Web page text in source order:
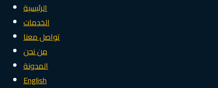
الرئيسية
الخدمات
تواصل معنا
من نحن
المدونة
English